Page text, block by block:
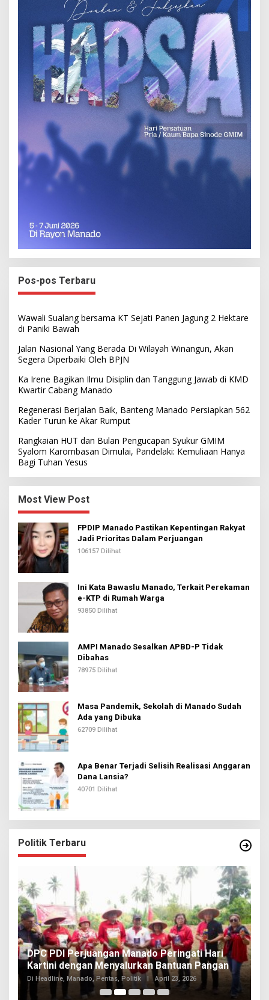
Pos-pos Terbaru
Wawali Sualang bersama KT Sejati Panen Jagung 2 Hektare
di Paniki Bawah
Jalan Nasional Yang Berada Di Wilayah Winangun, Akan
Segera Diperbaiki Oleh BPJN
Ka Irene Bagikan Ilmu Disiplin dan Tanggung Jawab di KMD
Kwartir Cabang Manado
Regenerasi Berjalan Baik, Banteng Manado Persiapkan 562
Kader Turun ke Akar Rumput
Rangkaian HUT dan Bulan Pengucapan Syukur GMIM
Syalom Karombasan Dimulai, Pandelaki: Kemuliaan Hanya
Bagi Tuhan Yesus
Most View Post
FPDIP Manado Pastikan Kepentingan Rakyat
Jadi Prioritas Dalam Perjuangan
106157 Dilihat
Ini Kata Bawaslu Manado, Terkait Perekaman
e-KTP di Rumah Warga
93850 Dilihat
AMPI Manado Sesalkan APBD-P Tidak
Dibahas
78975 Dilihat
Masa Pandemik, Sekolah di Manado Sudah
Ada yang Dibuka
62709 Dilihat
Apa Benar Terjadi Selisih Realisasi Anggaran
Dana Lansia?
40701 Dilihat
Politik Terbaru
DPC PDI Perjuangan Manado Peringati Hari
Kartini dengan Menyalurkan Bantuan Pangan
Di Headline, Manado, Pentas, Politik April 23, 2026